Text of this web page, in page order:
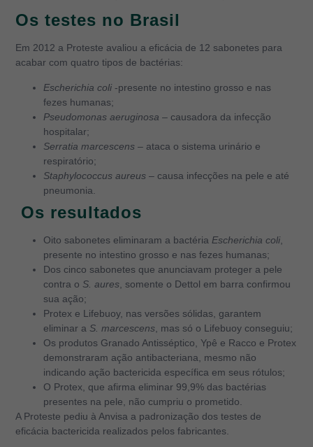
Os testes no Brasil
Em 2012 a Proteste avaliou a eficácia de 12 sabonetes para
acabar com quatro tipos de bactérias:
Escherichia coli -presente no intestino grosso e nas
fezes humanas;
Pseudomonas aeruginosa – causadora da infecção
hospitalar;
Serratia marcescens – ataca o sistema urinário e
respiratório;
Staphylococcus aureus – causa infecções na pele e até
pneumonia.
Os resultados
Oito sabonetes eliminaram a bactéria Escherichia coli
presente no intestino grosso e nas fezes humanas;
Dos cinco sabonetes que anunciavam proteger a pele
contra o S. aures , somente o Dettol em barra confirmou
sua ação;
Protex e Lifebuoy, nas versões sólidas, garantem
eliminar a S. marcescens , mas só o Lifebuoy conseguiu;
Os produtos Granado Antisséptico, Ypê e Racco e Protex
demonstraram ação antibacteriana, mesmo não
indicando ação bactericida específica em seus rótulos;
O Protex, que afirma eliminar 99,9% das bactérias
presentes na pele, não cumpriu o prometido.
A Proteste pediu à Anvisa a padronização dos testes de
eficácia bactericida realizados pelos fabricantes.